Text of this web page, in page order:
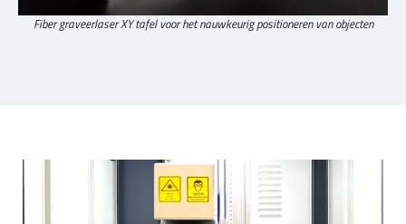
Fiber graveerlaser XY tafel voor het nauwkeurig positioneren van objecten